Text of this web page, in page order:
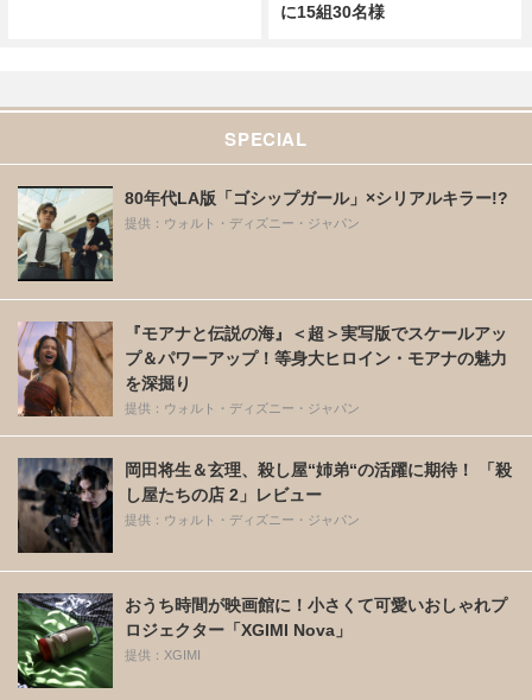
に15組30名様
SPECIAL
80年代LA版「ゴシップガール」×シリアルキラー!?
提供：ウォルト・ディズニー・ジャパン
『モアナと伝説の海』＜超＞実写版でスケールアッ
プ＆パワーアップ！等身大ヒロイン・モアナの魅力
を深掘り
提供：ウォルト・ディズニー・ジャパン
岡田将生＆玄理、殺し屋“姉弟“の活躍に期待！ 「殺
し屋たちの店 2」レビュー
提供：ウォルト・ディズニー・ジャパン
おうち時間が映画館に！小さくて可愛いおしゃれプ
ロジェクター「XGIMI Nova」
提供：XGIMI